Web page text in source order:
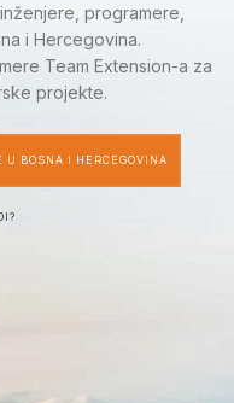
programere,
i Hercegovina.
Team Extension-a za
projekte.
U BOSNA I HERCEGOVINA